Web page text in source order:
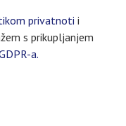
privatnoti i
s prikupljanjem
a.